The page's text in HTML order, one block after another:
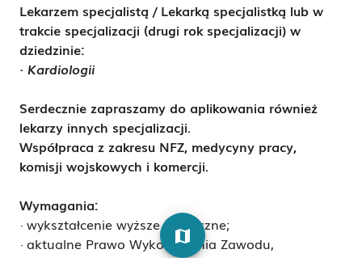
Lekarzem specjalistą / Lekarką specjalistką lub w
trakcie specjalizacji (drugi rok specjalizacji) w
dziedzinie:
· Kardiologii
Serdecznie zapraszamy do aplikowania również
lekarzy innych specjalizacji.
Współpraca z zakresu NFZ, medycyny pracy,
komisji wojskowych i komercji.
Wymagania:
· wykształcenie wyższe medyczne;
· aktualne Prawo Wykonywania Zawodu,
map